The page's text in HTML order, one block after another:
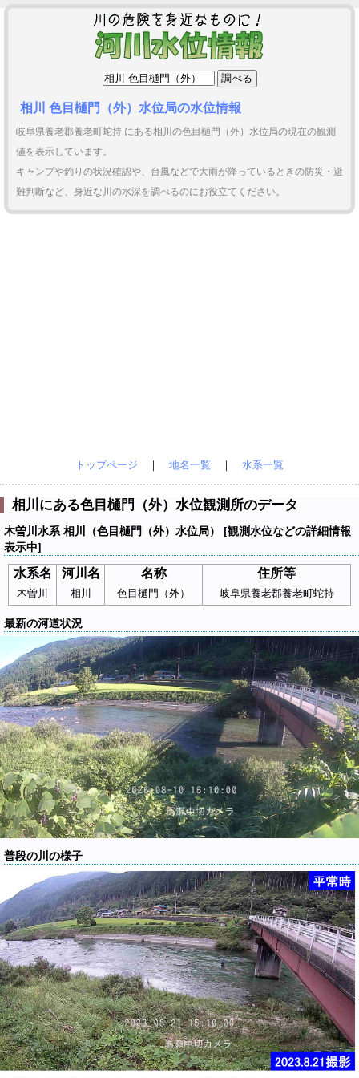
相川 色目樋門（外）水位局の水位情報
岐阜県養老郡養老町蛇持 にある相川の色目樋門（外）水位局の現在の観測
値を表示しています。
キャンプや釣りの状況確認や、台風などで大雨が降っているときの防災・避
難判断など、身近な川の水深を調べるのにお役立てください。
トップページ ｜ 地名一覧 ｜ 水系一覧
相川にある色目樋門（外）水位観測所のデータ
木曽川水系 相川（色目樋門（外）水位局） [観測水位などの詳細情報
表示中]
水系名 河川名 名称 住所等
木曽川 相川 色目樋門（外） 岐阜県養老郡養老町蛇持
最新の河道状況
普段の川の様子